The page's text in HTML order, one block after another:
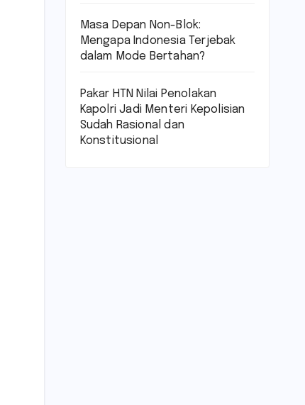
Masa Depan Non-Blok:
Mengapa Indonesia Terjebak
dalam Mode Bertahan?
Pakar HTN Nilai Penolakan
Kapolri Jadi Menteri Kepolisian
Sudah Rasional dan
Konstitusional